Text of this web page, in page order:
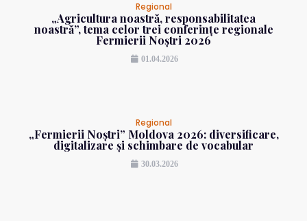
Regional
„Agricultura noastră, responsabilitatea
noastră”, tema celor trei conferințe regionale
Fermierii Noștri 2026
01.04.2026
Regional
„Fermierii Noștri” Moldova 2026: diversificare,
digitalizare și schimbare de vocabular
30.03.2026